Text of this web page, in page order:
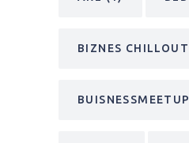
BIZNES CHILLOUT
BUISNESSMEETUP